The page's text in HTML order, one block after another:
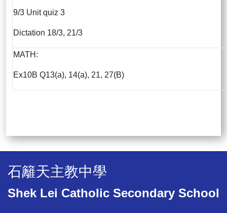
9/3 Unit quiz 3
Dictation 18/3, 21/3
MATH:
Ex10B Q13(a), 14(a), 21, 27(B)
石籬天主教中學
Shek Lei Catholic Secondary School